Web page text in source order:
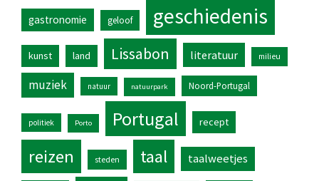
gastronomie geloof geschiedenis
kunst land Lissabon literatuur milieu
muziek natuur natuurpark Noord-Portugal
politiek Porto Portugal recept
reizen steden taal taalweetjes